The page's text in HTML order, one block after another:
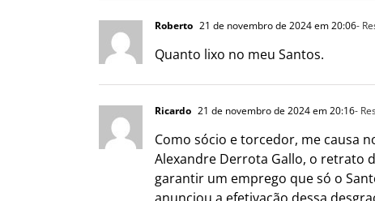
Roberto 21 de novembro de 2024 em 20:06-
Quanto lixo no meu Santos.
Ricardo 21 de novembro de 2024 em 20:16-
Como sócio e torcedor, me causa
Alexandre Derrota Gallo, o retrato
garantir um emprego que só o
anunciou a efetivação dessa